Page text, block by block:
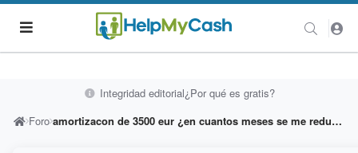
Integridad editorial¿Por qué es gratis?
Foro
amortizacon de 3500 eur ¿en cuantos meses se me reduciría la hipoteca?